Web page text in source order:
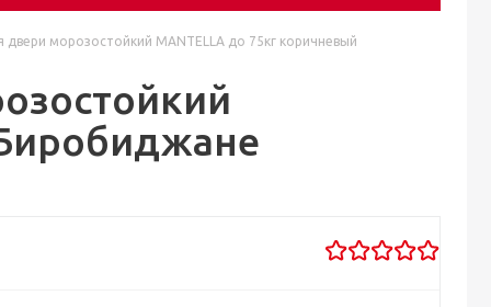
морозостойкий MANTELLA до 75кг коричневый